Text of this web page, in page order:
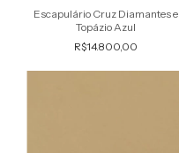
Escapulário Cruz Diamantes e
Topázio Azul
R$14.800,00